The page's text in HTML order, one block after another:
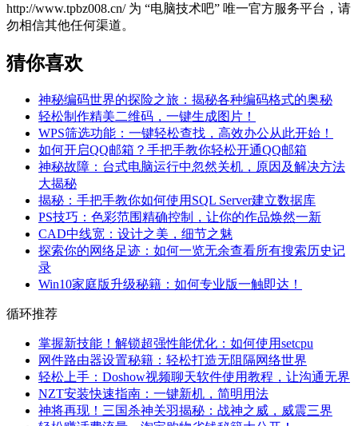
http://www.tpbz008.cn/ 为 “电脑技术吧” 唯一官方服务平台，请
勿相信其他任何渠道。
猜你喜欢
神秘编码世界的探险之旅：揭秘各种编码格式的奥秘
轻松制作精美二维码，一键生成图片！
WPS筛选功能：一键轻松查找，高效办公从此开始！
如何开启QQ邮箱？手把手教你轻松开通QQ邮箱
神秘故障：台式电脑运行中忽然关机，原因及解决方法
大揭秘
揭秘：手把手教你如何使用SQL Server建立数据库
PS技巧：色彩范围精确控制，让你的作品焕然一新
CAD中线宽：设计之美，细节之魅
探索你的网络足迹：如何一览无余查看所有搜索历史记
录
Win10家庭版升级秘籍：如何专业版一触即达！
循环推荐
掌握新技能！解锁超强性能优化：如何使用setcpu
网件路由器设置秘籍：轻松打造无阻隔网络世界
轻松上手：Doshow视频聊天软件使用教程，让沟通无界
NZT安装快速指南：一键新机，简明用法
神将再现！三国杀神关羽揭秘：战神之威，威震三界